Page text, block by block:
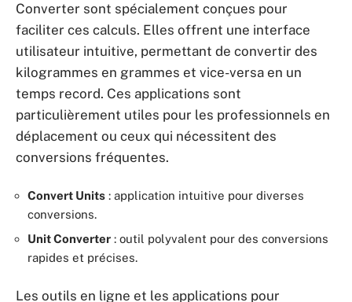
Converter sont spécialement conçues pour
faciliter ces calculs. Elles offrent une interface
utilisateur intuitive, permettant de convertir des
kilogrammes en grammes et vice-versa en un
temps record. Ces applications sont
particulièrement utiles pour les professionnels en
déplacement ou ceux qui nécessitent des
conversions fréquentes.
Convert Units : application intuitive pour diverses
conversions.
Unit Converter : outil polyvalent pour des conversions
rapides et précises.
Les outils en ligne et les applications pour